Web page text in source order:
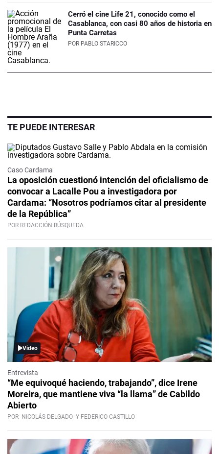
Cerró el cine Life 21, conocido como el
Casablanca, con casi 80 años de historia en
Punta Carretas
POR PABLO STARICCO
TE PUEDE INTERESAR
Caso Cardama
La oposición cuestionó intención del oficialismo de
convocar a Lacalle Pou a investigadora por
Cardama: “Nosotros podríamos citar al presidente
de la República”
POR REDACCIÓN BÚSQUEDA
Video
Entrevista
“Me equivoqué haciendo, trabajando”, dice Irene
Moreira, que mantiene viva “la llama” de Cabildo
Abierto
POR NICOLÁS DELGADO Y FEDERICO CASTILLO